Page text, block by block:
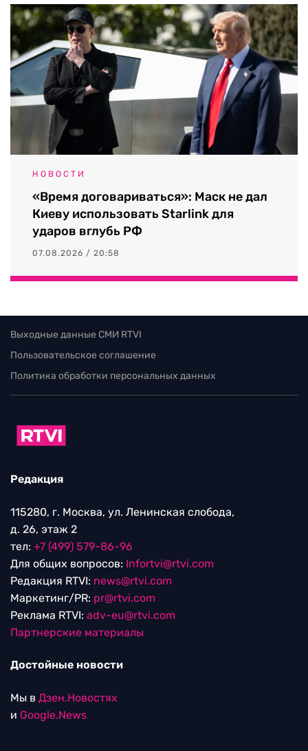
НОВОСТИ
«Время договариваться»: Маск не дал
Киеву использовать Starlink для
ударов вглубь РФ
07.08.2026 / 20:58
Выходные данные СМИ RTVI
Пользовательское соглашение
Политика обработки персональных данных
Редакция
115280, г. Москва, ул. Ленинская слобода,
д. 26, этаж 2
тел: +7 (499) 579-86-96
Для общих вопросов: Infortvi@rtvi.com
Редакция RTVI: news@rtvi.com
Маркетинг/PR: pr@rtvi.com
Реклама RTVI: adv-eu@rtvi.com
Партнерские материалы
Достойные новости
Мы в Дзен.Новостях
и Google.News